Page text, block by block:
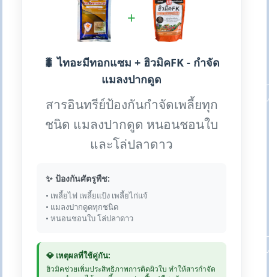
+
🐛 ไทอะมีทอกแซม + ฮิวมิคFK - กำจัด
แมลงปากดูด
สารอินทรีย์ป้องกันกำจัดเพลี้ยทุก
ชนิด แมลงปากดูด หนอนชอนใบ
และโล่ปลาดาว
✨ ป้องกันศัตรูพืช:
• เพลี้ยไฟ เพลี้ยแป้ง เพลี้ยไก่แจ้
• แมลงปากดูดทุกชนิด
• หนอนชอนใบ โล่ปลาดาว
💎 เหตุผลที่ใช้คู่กัน:
ฮิวมิคช่วยเพิ่มประสิทธิภาพการติดผิวใบ ทำให้สารกำจัด